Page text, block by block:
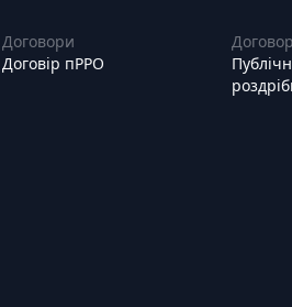
Договори
Договір пРРО